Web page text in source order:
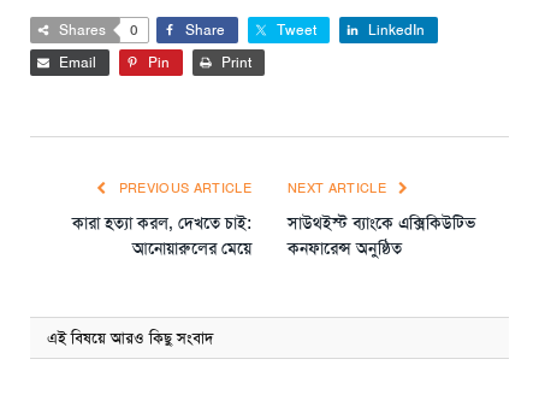
Shares 0 Share Tweet
LinkedIn
Email
Pin Print
PREVIOUS ARTICLE
কারা হত্যা করল, দেখতে চাই:
আনোয়ারুলের মেয়ে
NEXT ARTICLE
সাউথইস্ট ব্যাংকে এক্সিকিউটিভ
কনফারেন্স অনুষ্ঠিত
এই বিষয়ে আরও কিছু সংবাদ